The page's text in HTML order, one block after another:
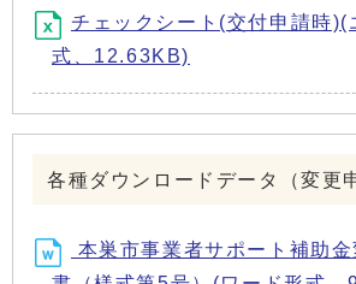
チェックシート(交付申請時)(
式、12.63KB)
各種ダウンロードデータ（変更
本巣市事業者サポート補助